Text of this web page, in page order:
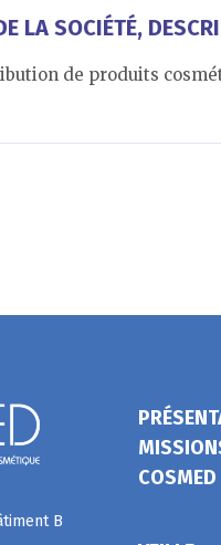
LA SOCIÉTÉ,
de produits
B
COSMED